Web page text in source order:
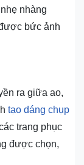
nhàng
bức ảnh
ra giữa ao,
tạo dáng chụp
trang phục
được chọn,